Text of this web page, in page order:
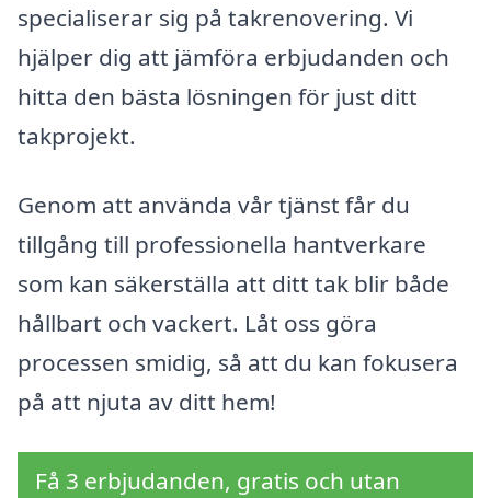
specialiserar sig på takrenovering. Vi
hjälper dig att jämföra erbjudanden och
hitta den bästa lösningen för just ditt
takprojekt.
Genom att använda vår tjänst får du
tillgång till professionella hantverkare
som kan säkerställa att ditt tak blir både
hållbart och vackert. Låt oss göra
processen smidig, så att du kan fokusera
på att njuta av ditt hem!
Få 3 erbjudanden, gratis och utan